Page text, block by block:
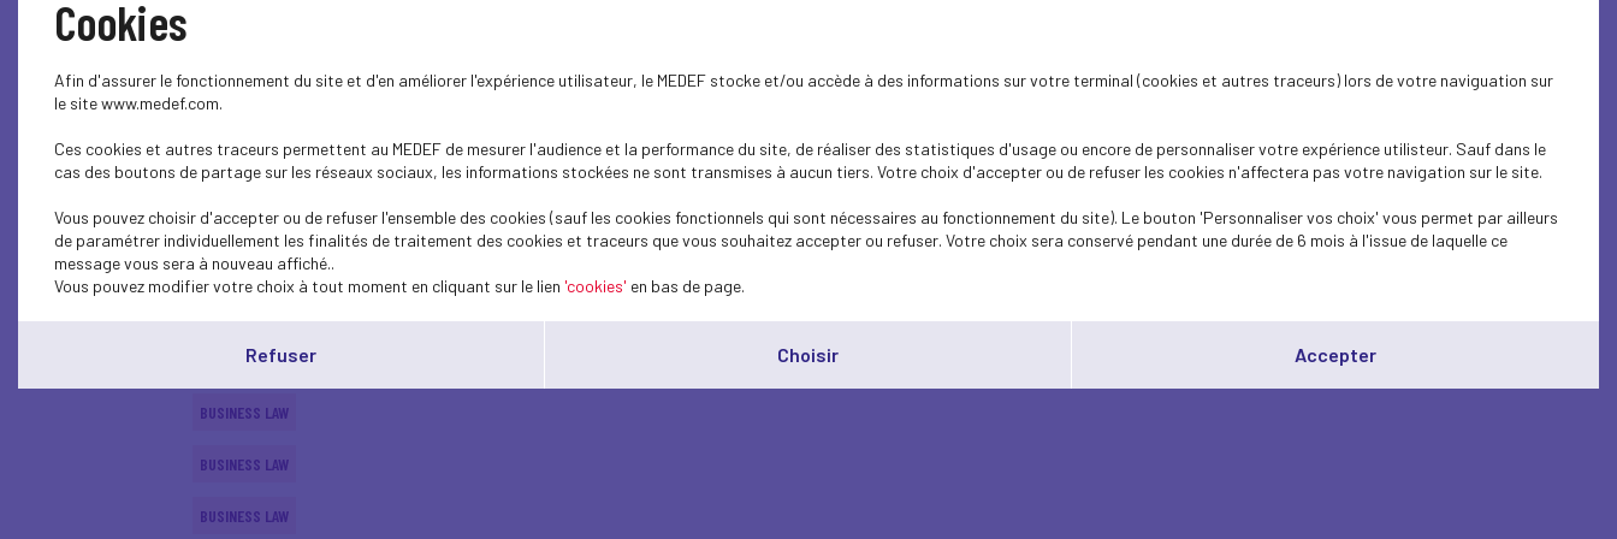
BUSINESS LAW
BUSINESS LAW
BUSINESS LAW
BUSINESS LAW
BUSINESS LAW
BUSINESS LAW
BUSINESS LAW
Cookies
Afin d'assurer le fonctionnement du site et d'en améliorer l'expérience utilisateur, le MEDEF stocke et/ou accède à des informations sur votre terminal (cookies et autres traceurs) lors de votre naviguation sur
le site www.medef.com.
Ces cookies et autres traceurs permettent au MEDEF de mesurer l'audience et la performance du site, de réaliser des statistiques d'usage ou encore de personnaliser votre expérience utilisteur. Sauf dans le
cas des boutons de partage sur les réseaux sociaux, les informations stockées ne sont transmises à aucun tiers. Votre choix d'accepter ou de refuser les cookies n'affectera pas votre navigation sur le site.
Vous pouvez choisir d'accepter ou de refuser l'ensemble des cookies (sauf les cookies fonctionnels qui sont nécessaires au fonctionnement du site). Le bouton 'Personnaliser vos choix' vous permet par ailleurs
de paramétrer individuellement les finalités de traitement des cookies et traceurs que vous souhaitez accepter ou refuser. Votre choix sera conservé pendant une durée de 6 mois à l'issue de laquelle ce
message vous sera à nouveau affiché..
Vous pouvez modifier votre choix à tout moment en cliquant sur le lien 'cookies' en bas de page.
Refuser Choisir Accepter